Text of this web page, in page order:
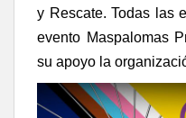
y Rescate. Todas las
evento Maspalomas
su apoyo la